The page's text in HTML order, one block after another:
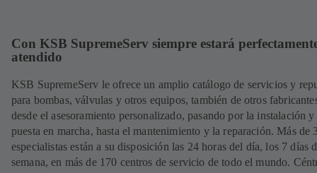
Con KSB SupremeServ siempre estará
atendido
KSB SupremeServ le ofrece un amplio catálogo de servicios y
para bombas, válvulas y otros equipos, también de otros
desde el asesoramiento personalizado, pasando por la instalación y
puesta en marcha, hasta el mantenimiento y la reparación. Más de
especialistas están a su disposición las 24 horas del día, los 7 días
semana, en más de 170 centros de servicio de todo el mundo.